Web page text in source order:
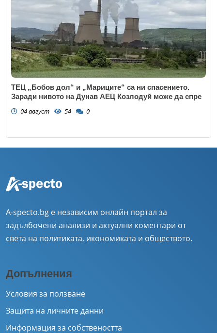
ТЕЦ „Бобов дол“ и „Мариците“ са ни спасението.
Заради нивото на Дунав АЕЦ Козлодуй може да спре
04 август 54 0
A-specto.bg е независим онлайн портал за
задълбочени анализи и актуални коментари от
света на политиката, икономиката и обществото.
Допълнения
Условия за ползване
Защита на личните данни
Информация за собствеността